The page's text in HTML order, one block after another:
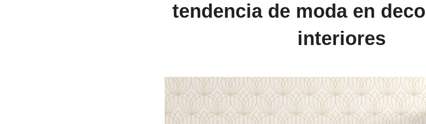
tendencia de moda en
interiores